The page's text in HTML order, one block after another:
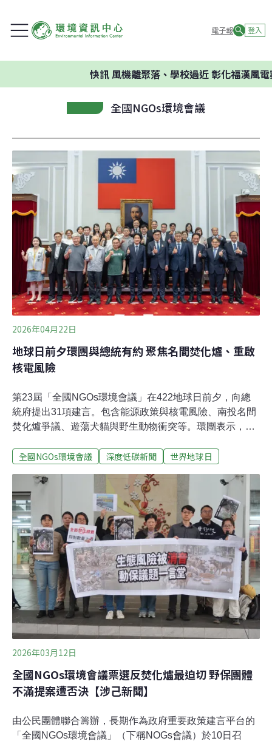
電子報 登入
快訊風機離聚落、學校過近 彰化福漢風電
全國NGOs環境會議
2026年04月22日
地球日前夕環團與總統有約 聚焦名間焚化爐、重啟
核電風險
第23屆「全國NGOs環境會議」在422地球日前夕，向總
統府提出31項建言。包含能源政策與核電風險、南投名間
焚化爐爭議、遊蕩犬貓與野生動物衝突等。環團表示，肯
託、遊蕩犬議題等跨部會議題交由行政院政務委員層級協
有解、社會共識三大前提為滿足之下，才會繼續重啟核
電。與總統有約三年內解除列管72項 今年新增31項一年一
度的世界地球日來到，由台灣各環保團體組成的「全國
NGOs環境會議」，會在此時提出各類議題的列管建言，
並由總統交辦各部會列管。昨（21）日總統賴清德照例與
環團代表會面並聽取建言，今年由民眾票選出的三大環境
議題爲：南投名間焚化爐、垃圾治理與循環、科學園區開
發與草鴞棲息地的衝突。今年共有10個團體代表 ，以及
2026年環境保護終身成就獎得主鍾寶珠進入總統府提供建
言。全國NGOs環境會議議題溝
全國NGOs環境會議 深度低碳新聞 世界地球日
2026年03月12日
全國NGOs環境會議票選反焚化爐最迫切 野保團體
不滿提案遭否決【涉己新聞】
由公民團體聯合籌辦，長期作為政府重要政策建言平台的
「全國NGOs環境會議」（下稱NOGs會議）於10日召